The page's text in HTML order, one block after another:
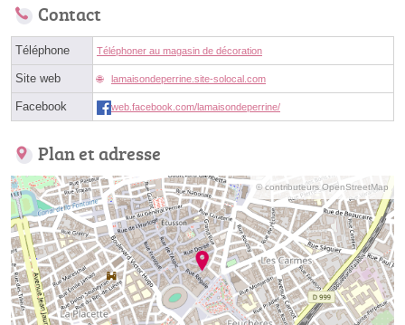
Contact
Téléphone Téléphoner au magasin de décoration
Site web lamaisondeperrine.site-solocal.com
Facebook web.facebook.com/lamaisondeperrine/
Plan et adresse
© contributeurs OpenStreetMap